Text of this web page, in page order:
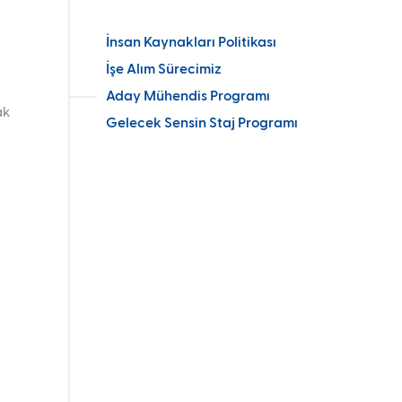
Kariyer
İnsan Kaynakları Politikası
İşe Alım Sürecimiz
Aday Mühendis Programı
Gelecek Sensin Staj Programı